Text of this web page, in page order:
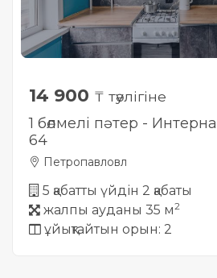
14 900 ₸ тәулігіне
1 бөлмелі пәтер -
64
Петропавловл
5 қабатты үйдін 2 қабаты
жалпы ауданы 35 м2
ұйықтайтын орын: 2